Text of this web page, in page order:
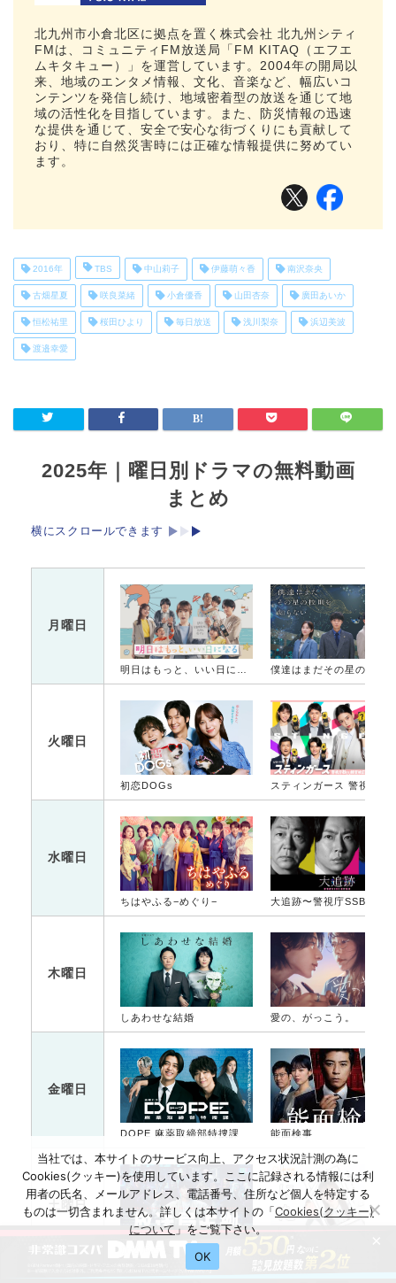
北九州市小倉北区に拠点を置く株式会社 北九州シティ
FMは、コミュニティFM放送局「FM KITAQ（エフエ
ムキタキュー）」を運営しています。2004年の開局以
来、地域のエンタメ情報、文化、音楽など、幅広いコ
ンテンツを発信し続け、地域密着型の放送を通じて地
域の活性化を目指しています。また、防災情報の迅速
な提供を通じて、安全で安心な街づくりにも貢献して
おり、特に自然災害時には正確な情報提供に努めてい
ます。
2016年 TBS 中山莉子 伊藤萌々香 南沢奈央
古畑星夏 咲良菜緒 小倉優香 山田杏奈 廣田あいか
恒松祐里 桜田ひより 毎日放送 浅川梨奈 浜辺美波
渡邉幸愛
2025年｜曜日別ドラマの無料動画
まとめ
横にスクロールできます
月曜日
火曜日
初恋DOGs
水曜日
ちはやふる−めぐり−
木曜日
しあわせな結婚 愛の、がっこう。
金曜日
DOPE 麻薬取締部特捜課 能面検事
土曜日
当社では、本サイトのサービス向上、アクセス状況計測の為に
Cookies(クッキー)を使用しています。ここに記録される情報には利
用者の氏名、メールアドレス、電話番号、住所など個人を特定する
ものは一切含まれません。詳しくは本サイトの「Cookies(クッキー)
について 」をご覧下さい。
OK